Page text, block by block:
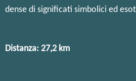
dense di significati simbolici ed
Distanza: 27,2 km